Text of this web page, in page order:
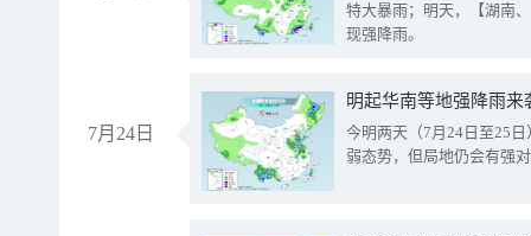
特大暴雨；明天，【湖南
现强降雨。
7月24日
明起华南等地强降雨
今明两天（7月24日至25
弱态势，但局地仍会有强